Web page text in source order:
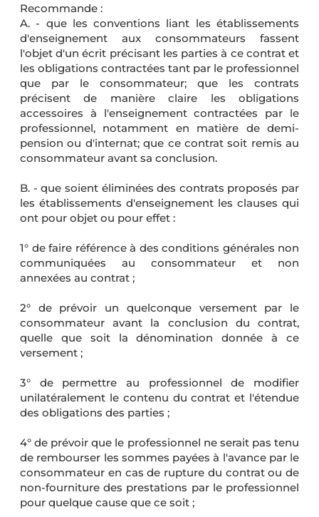
Recommande :
A. - que les conventions liant les établissements
d'enseignement aux consommateurs fassent
l'objet d'un écrit précisant les parties à ce contrat et
les obligations contractées tant par le professionnel
que par le consommateur; que les contrats
précisent de manière claire les obligations
accessoires à l'enseignement contractées par le
professionnel, notamment en matière de demi-
pension ou d'internat; que ce contrat soit remis au
consommateur avant sa conclusion.
B. - que soient éliminées des contrats proposés par
les établissements d'enseignement les clauses qui
ont pour objet ou pour effet :
1° de faire référence à des conditions générales non
communiquées au consommateur et non
annexées au contrat ;
2° de prévoir un quelconque versement par le
consommateur avant la conclusion du contrat,
quelle que soit la dénomination donnée à ce
versement ;
3° de permettre au professionnel de modifier
unilatéralement le contenu du contrat et l'étendue
des obligations des parties ;
4° de prévoir que le professionnel ne serait pas tenu
de rembourser les sommes payées à l'avance par le
consommateur en cas de rupture du contrat ou de
non-fourniture des prestations par le professionnel
pour quelque cause que ce soit ;